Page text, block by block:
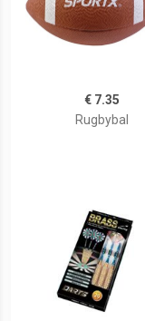
€ 7.35
Rugbybal